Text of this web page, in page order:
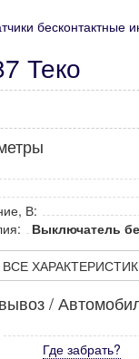
бесконтактные
Теко
В:
Выключатель
ВСЕ
/
Где забрать?